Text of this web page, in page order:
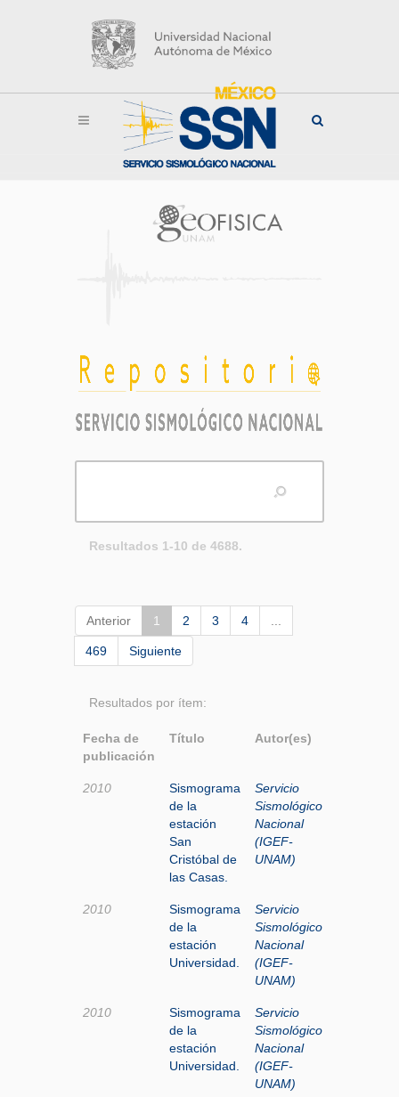
Resultados 1-10 de 4688.
Anterior 1 2 3 4
469 Siguiente
Resultados por ítem:
Fecha de
publicación
Título Autor(es)
2010
Sismograma
de la
estación
San
Cristóbal de
las Casas.
Servicio
Sismológico
Nacional
(IGEF-
UNAM)
2010
Sismograma
de la
estación
Universidad.
Servicio
Sismológico
Nacional
(IGEF-
UNAM)
2010
Sismograma
de la
estación
Universidad.
Servicio
Sismológico
Nacional
(IGEF-
UNAM)